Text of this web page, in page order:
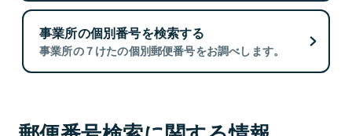
事業所の個別番号を検索する
事業所の７けたの個別郵便番号をお調べします。